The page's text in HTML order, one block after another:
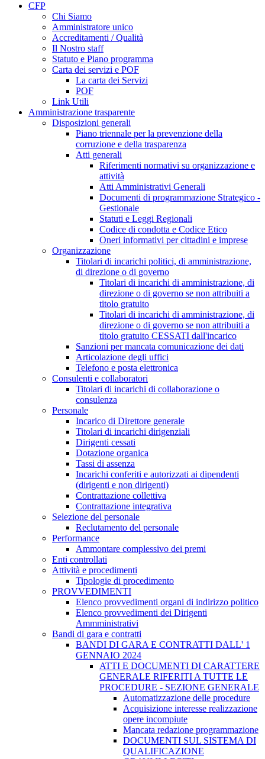
CFP
Chi Siamo
Amministratore unico
Accreditamenti / Qualità
Il Nostro staff
Statuto e Piano programma
Carta dei servizi e POF
La carta dei Servizi
POF
Link Utili
Amministrazione trasparente
Disposizioni generali
Piano triennale per la prevenzione della
corruzione e della trasparenza
Atti generali
Riferimenti normativi su organizzazione e
attività
Atti Amministrativi Generali
Documenti di programmazione Strategico -
Gestionale
Statuti e Leggi Regionali
Codice di condotta e Codice Etico
Oneri informativi per cittadini e imprese
Organizzazione
Titolari di incarichi politici, di amministrazione,
di direzione o di governo
Titolari di incarichi di amministrazione, di
direzione o di governo se non attribuiti a
titolo gratuito
Titolari di incarichi di amministrazione, di
direzione o di governo se non attribuiti a
titolo gratuito CESSATI dall'incarico
Sanzioni per mancata comunicazione dei dati
Articolazione degli uffici
Telefono e posta elettronica
Consulenti e collaboratori
Titolari di incarichi di collaborazione o
consulenza
Personale
Incarico di Direttore generale
Titolari di incarichi dirigenziali
Dirigenti cessati
Dotazione organica
Tassi di assenza
Incarichi conferiti e autorizzati ai dipendenti
(dirigenti e non dirigenti)
Contrattazione collettiva
Contrattazione integrativa
Selezione del personale
Reclutamento del personale
Performance
Ammontare complessivo dei premi
Enti controllati
Attività e procedimenti
Tipologie di procedimento
PROVVEDIMENTI
Elenco provvedimenti organi di indirizzo politico
Elenco provvedimenti dei Dirigenti
Ammministrativi
Bandi di gara e contratti
BANDI DI GARA E CONTRATTI DALL' 1
GENNAIO 2024
ATTI E DOCUMENTI DI CARATTERE
GENERALE RIFERITI A TUTTE LE
PROCEDURE - SEZIONE GENERALE
Automatizzazione delle procedure
Acquisizione interesse realizzazione
opere incompiute
Mancata redazione programmazione
DOCUMENTI SUL SISTEMA DI
QUALIFICAZIONE